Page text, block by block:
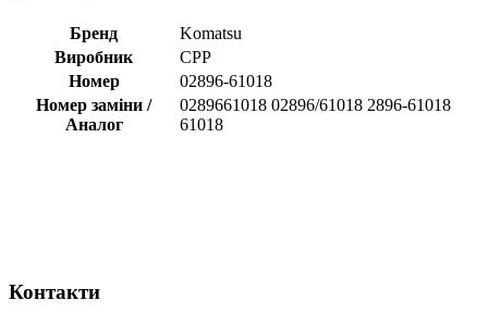
Бренд
Komatsu
Виробник
CPP
Номер
02896-61018
Номер заміни /
Аналог
0289661018 02896/61018 2896-61018
61018
Контакти